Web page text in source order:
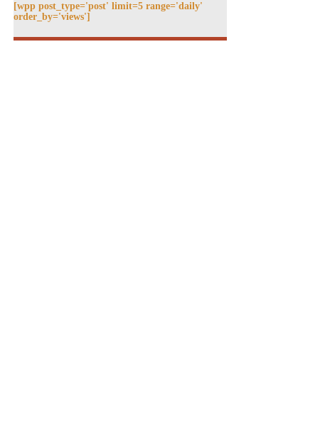
[wpp post_type='post' limit=5 range='daily'
order_by='views']